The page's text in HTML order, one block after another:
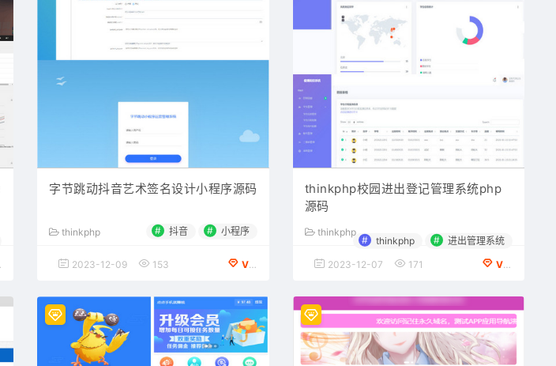
字节跳动抖音艺术签名设计小程序源码
thinkphp # 抖音 # 小程序
2023-12-09 153 VIP会员专享
thinkphp校园进出登记管理系统php
源码
thinkphp
# thinkphp # 进出管理系统
2023-12-07 171 VIP会员专享